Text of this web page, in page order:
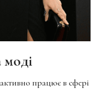
моді
працює в сфері